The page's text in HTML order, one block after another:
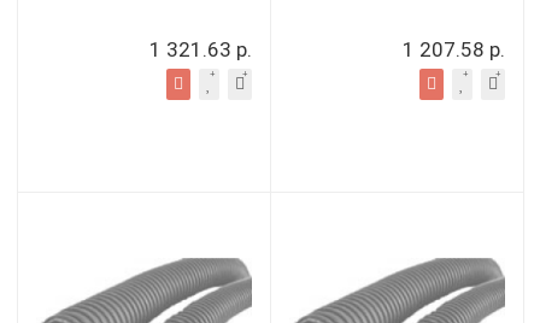
1 321.63 р. 1 207.58 р.